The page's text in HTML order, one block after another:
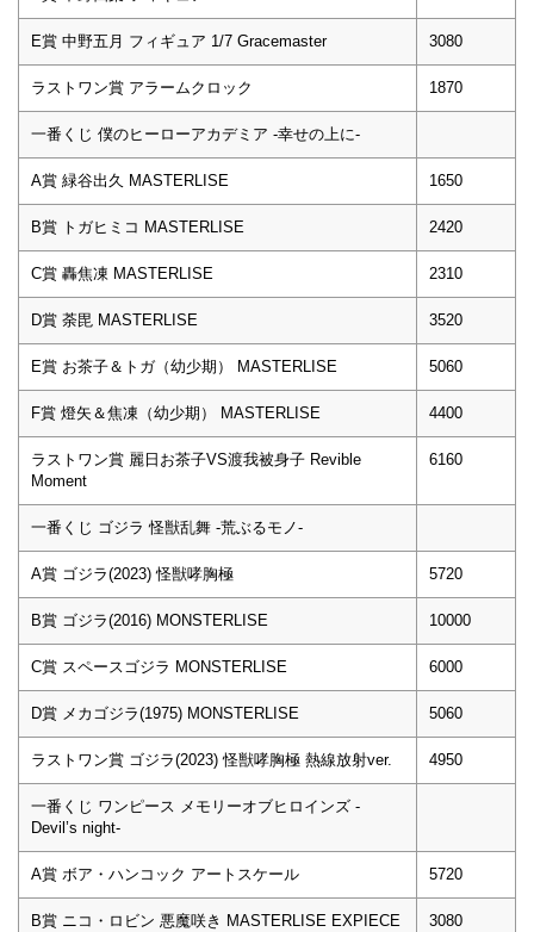
E賞 中野五月 フィギュア 1/7 Gracemaster 3080
ラストワン賞 アラームクロック 1870
一番くじ 僕のヒーローアカデミア -幸せの上に-
A賞 緑谷出久 MASTERLISE 1650
B賞 トガヒミコ MASTERLISE 2420
C賞 轟焦凍 MASTERLISE 2310
D賞 荼毘 MASTERLISE 3520
E賞 お茶子＆トガ（幼少期） MASTERLISE 5060
F賞 燈矢＆焦凍（幼少期） MASTERLISE 4400
ラストワン賞 麗日お茶子VS渡我被身子 Revible
Moment
6160
一番くじ ゴジラ 怪獣乱舞 -荒ぶるモノ-
A賞 ゴジラ(2023) 怪獣哮胸極 5720
B賞 ゴジラ(2016) MONSTERLISE 10000
C賞 スペースゴジラ MONSTERLISE 6000
D賞 メカゴジラ(1975) MONSTERLISE 5060
ラストワン賞 ゴジラ(2023) 怪獣哮胸極 熱線放射ver. 4950
一番くじ ワンピース メモリーオブヒロインズ -
Devil’s night-
A賞 ボア・ハンコック アートスケール 5720
B賞 ニコ・ロビン 悪魔咲き MASTERLISE EXPIECE 3080